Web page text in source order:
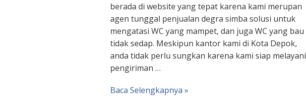
berada di website yang tepat karena kami merupan
agen tunggal penjualan degra simba solusi untuk
mengatasi WC yang mampet, dan juga WC yang bau
tidak sedap. Meskipun kantor kami di Kota Depok,
anda tidak perlu sungkan karena kami siap melayani
pengiriman …
Baca Selengkapnya »